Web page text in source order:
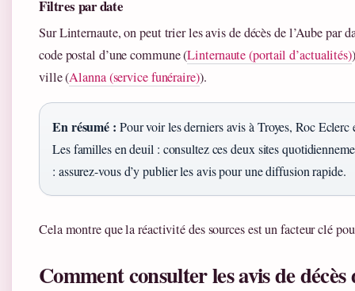
Filtres par date
Sur Linternaute, on peut trier les avis de décès de l’Aube par
code postal d’une commune (Linternaute (portail d’actualités)
ville (Alanna (service funéraire)).
En résumé : Pour voir les derniers avis à Troyes, Roc
Les familles en deuil : consultez ces deux sites
: assurez-vous d’y publier les avis pour une diffusion rapide.
Cela montre que la réactivité des sources est un facteur clé
Comment consulter les avis de